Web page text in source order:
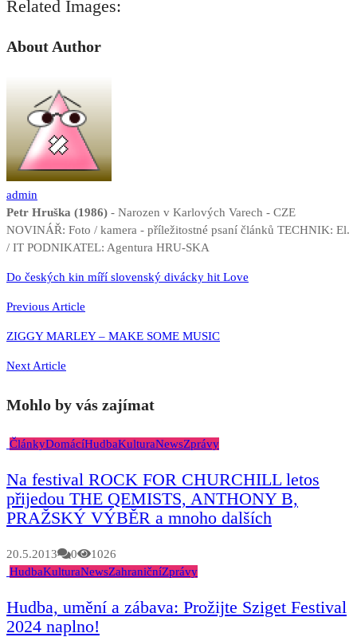
Related Images:
About Author
admin
Petr Hruška (1986) - Narozen v Karlových Varech - CZE
NOVINÁŘ: Foto / kamera - příležitostné psaní článků TECHNIK: El.
/ IT PODNIKATEL: Agentura HRU-SKA
Navigace
pro
Do českých kin míří slovenský divácky hit Love
Previous Article
ZIGGY MARLEY – MAKE SOME MUSIC
Next Article
Mohlo by vás zajímat
ČlánkyDomácíHudbaKulturaNewsZprávy
Na festival ROCK FOR CHURCHILL letos
přijedou THE QEMISTS, ANTHONY B,
PRAŽSKÝ VÝBĚR a mnoho dalších
20.5.2013 0
1026
HudbaKulturaNewsZahraničníZprávy
Hudba, umění a zábava: Prožijte Sziget Festival
2024 naplno!